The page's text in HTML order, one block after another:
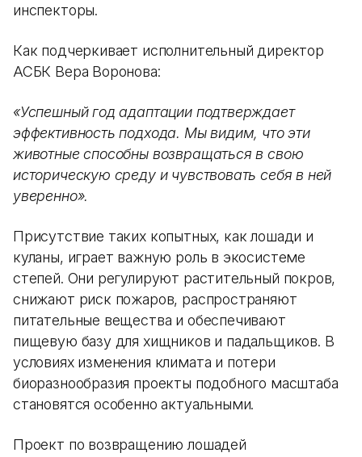
инспекторы.
Как подчеркивает исполнительный директор
АСБК Вера Воронова:
«Успешный год адаптации подтверждает
эффективность подхода. Мы видим, что эти
животные способны возвращаться в свою
историческую среду и чувствовать себя в ней
уверенно».
Присутствие таких копытных, как лошади и
куланы, играет важную роль в экосистеме
степей. Они регулируют растительный покров,
снижают риск пожаров, распространяют
питательные вещества и обеспечивают
пищевую базу для хищников и падальщиков. В
условиях изменения климата и потери
биоразнообразия проекты подобного масштаба
становятся особенно актуальными.
Проект по возвращению лошадей